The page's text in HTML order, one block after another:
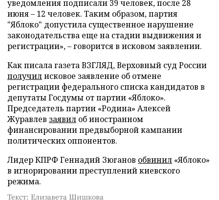
уведомления подписали 39 человек, после 28
июня – 12 человек. Таким образом, партия
"Яблоко" допустила существенное нарушение
законодательства еще на стадии выдвижения и
регистрации», – говорится в исковом заявлении.
Как писала газета ВЗГЛЯД, Верховный суд России
получилисковое заявление об отмене
регистрации федерального списка кандидатов в
депутаты Госдумы от партии «Яблоко».
Председатель партии «Родина» Алексей
Журавлев заявил об иностранном
финансировании предвыборной кампании
политических оппонентов.
Лидер КПРФ Геннадий Зюганов обвинил «Яблоко»
в игнорировании преступлений киевского
режима.
Текст: Елизавета Шишкова